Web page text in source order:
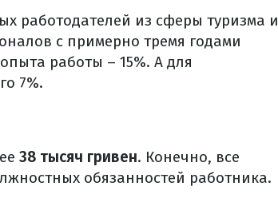
работодателей из сферы туризма и
с примерно тремя годами
работы – 15%. А для
7%.
38 тысяч гривен. Конечно, все
обязанностей работника.